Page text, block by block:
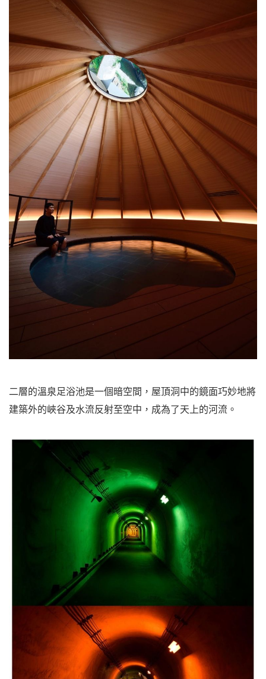
二層的溫泉足浴池是一個暗空間，屋頂洞中的鏡面巧妙地將
建築外的峽谷及水流反射至空中，成為了天上的河流。